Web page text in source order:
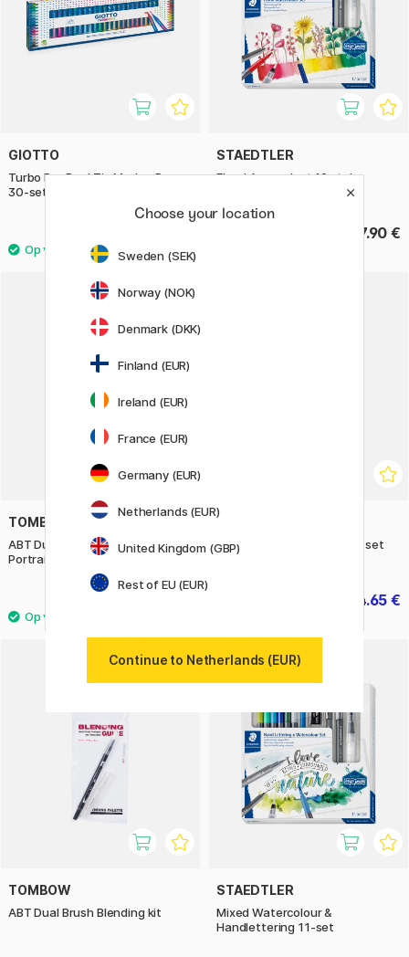
GIOTTO
Turbo Pro Dual Tip Marker Pen
30-set
STAEDTLER
Floral Aquarelset 12 stuks
27.90 €
TOMBOW
ABT Dual Brush pen 12-set
Portrait
ZIG KURETAKE
Clean Color Real Brush 12-set
Gentle Colors
34.65 €
TOMBOW
ABT Dual Brush Blending kit
STAEDTLER
Mixed Watercolour &
Handlettering 11-set
Choose your location
Sweden (SEK)
Norway (NOK)
Denmark (DKK)
Finland (EUR)
Ireland (EUR)
France (EUR)
Germany (EUR)
Netherlands (EUR)
United Kingdom (GBP)
Rest of EU (EUR)
Continue to Netherlands (EUR)